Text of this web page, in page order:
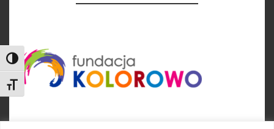
Toggle High Contrast
Toggle Font size